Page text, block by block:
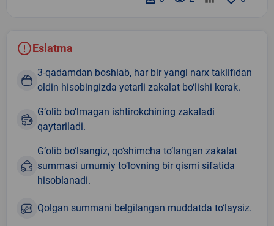
Eslatma
3-qadamdan boshlab, har bir yangi narx taklifidan
oldin hisobingizda yetarli zakalat bo‘lishi kerak.
G‘olib bo‘lmagan ishtirokchining zakaladi
qaytariladi.
G‘olib bo‘lsangiz, qo‘shimcha to‘langan zakalat
summasi umumiy to‘lovning bir qismi sifatida
hisoblanadi.
Qolgan summani belgilangan muddatda to‘laysiz.